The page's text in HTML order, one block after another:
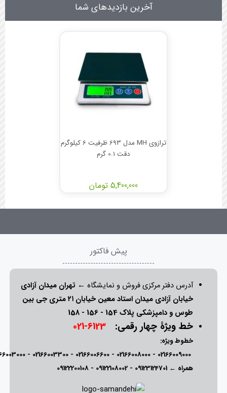
آخرین بازدیدهای شما
ترازوی MH مدل 693 ظرفیت 6 کیلوگرم
دقت 0.1 گرم
5,400,000 تومان
پیش فاکتور
آدرس دفتر مرکزی فروش و نمایشگاه ← تهران میدان آزادی
خیابان آزادی میدان استاد معین خیابان ۲۱ متری جی بین
طوس و دامپزشکی پلاک 154 - 156 - 158
خط ویژۀ چهار رقمی:6123-021
خطوط ویژه:
02166009000
-
02166008000
-
02166006600
-
02166003300
-
همراه ← 09123124701
-
09122108002
-
09122200108